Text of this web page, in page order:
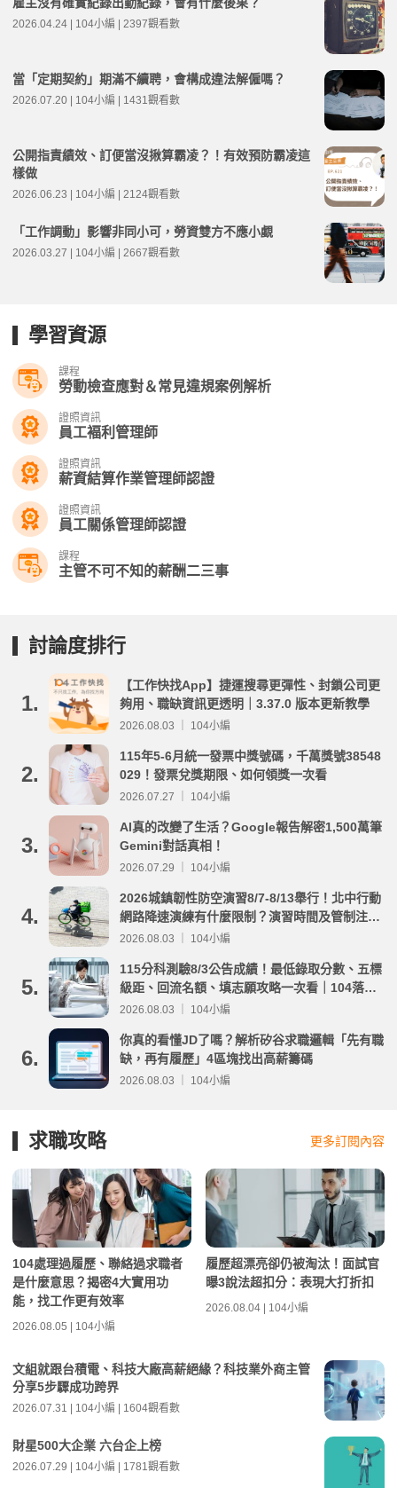
2026.04.24 | 104小編 | 2397觀看數
當「定期契約」期滿不續聘，會構成違法解僱嗎？
2026.07.20 | 104小編 | 1431觀看數
公開指責績效、訂便當沒揪算霸凌？！有效預防霸凌這
樣做
2026.06.23 | 104小編 | 2124觀看數
「工作調動」影響非同小可，勞資雙方不應小覷
2026.03.27 | 104小編 | 2667觀看數
學習資源
課程
勞動檢查應對＆常見違規案例解析
證照資訊
員工褔利管理師
證照資訊
薪資結算作業管理師認證
證照資訊
員工關係管理師認證
課程
主管不可不知的薪酬二三事
討論度排行
1.
【工作快找App】捷運搜尋更彈性、封鎖公司更
夠用、職缺資訊更透明｜3.37.0 版本更新教學
2026.08.03 ｜ 104小編
2.
115年5-6月統一發票中獎號碼，千萬獎號38548
029！發票兌獎期限、如何領獎一次看
2026.07.27 ｜ 104小編
3.
AI真的改變了生活？Google報告解密1,500萬筆
Gemini對話真相！
2026.07.29 ｜ 104小編
4.
2026城鎮韌性防空演習8/7-8/13舉行！北中行動
網路降速演練有什麼限制？演習時間及管制注意
事項整理
2026.08.03 ｜ 104小編
5.
115分科測驗8/3公告成績！最低錄取分數、五標
級距、回流名額、填志願攻略一次看｜104落點
分析
2026.08.03 ｜ 104小編
6.
你真的看懂JD了嗎？解析矽谷求職邏輯「先有職
缺，再有履歷」4區塊找出高薪籌碼
2026.08.03 ｜ 104小編
求職攻略 更多訂閱內容
104處理過履歷、聯絡過求職者
是什麼意思？揭密4大實用功
能，找工作更有效率
2026.08.05 | 104小編
履歷超漂亮卻仍被淘汰！面試官
曝3說法超扣分：表現大打折扣
2026.08.04 | 104小編
文組就跟台積電、科技大廠高薪絕緣？科技業外商主管
分享5步驟成功跨界
2026.07.31 | 104小編 | 1604觀看數
財星500大企業 六台企上榜
2026.07.29 | 104小編 | 1781觀看數